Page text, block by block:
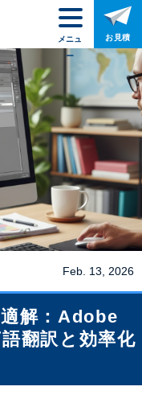
Feb. 13, 2026
解：Adobe
翻訳と効率化
メニュ
ー
お見積